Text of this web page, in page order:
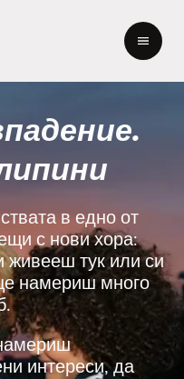
в едно от
с нови хора:
живееш тук или си
намериш много
интереси, да